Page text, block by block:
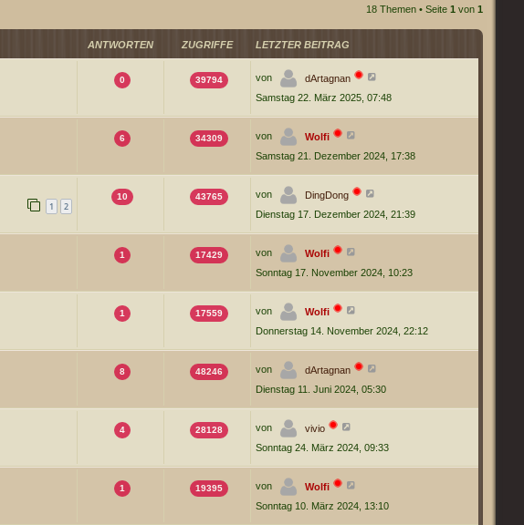
18 Themen • Seite 1 von 1
ANTWORTEN ZUGRIFFE LETZTER BEITRAG
0 39794 von
dArtagnan
Samstag 22. März 2025, 07:48
6 34309 von
Wolfi
Samstag 21. Dezember 2024, 17:38
1 2
10 43765 von
DingDong
Dienstag 17. Dezember 2024, 21:39
1 17429 von
Wolfi
Sonntag 17. November 2024, 10:23
1 17559 von
Wolfi
Donnerstag 14. November 2024, 22:12
8 48246 von
dArtagnan
Dienstag 11. Juni 2024, 05:30
4 28128 von
vivio
Sonntag 24. März 2024, 09:33
1 19395 von
Wolfi
Sonntag 10. März 2024, 13:10